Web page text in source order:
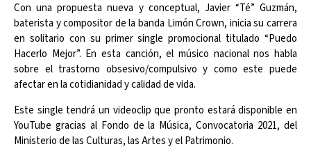
Con una propuesta nueva y conceptual, Javier “Té” Guzmán,
baterista y compositor de la banda Limón Crown, inicia su carrera
en solitario con su primer single promocional titulado “Puedo
Hacerlo Mejor”. En esta canción, el músico nacional nos habla
sobre el trastorno obsesivo/compulsivo y como este puede
afectar en la cotidianidad y calidad de vida.
Este single tendrá un videoclip que pronto estará disponible en
YouTube gracias al Fondo de la Música, Convocatoria 2021, del
Ministerio de las Culturas, las Artes y el Patrimonio.